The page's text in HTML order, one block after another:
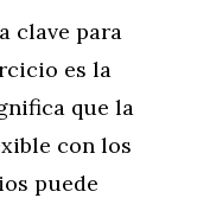
clave para
es la
que la
con los
puede